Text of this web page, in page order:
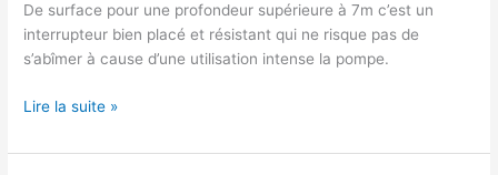
De surface pour une profondeur supérieure à 7m c’est un
interrupteur bien placé et résistant qui ne risque pas de
s’abîmer à cause d’une utilisation intense la pompe.
Pompe
Surface
Lire la suite »